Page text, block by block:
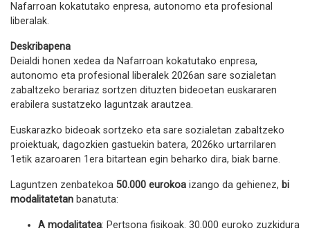
Nafarroan kokatutako enpresa, autonomo eta profesional
liberalak.
Deskribapena
Deialdi honen xedea da Nafarroan kokatutako enpresa,
autonomo eta profesional liberalek 2026an sare sozialetan
zabaltzeko berariaz sortzen dituzten bideoetan euskararen
erabilera sustatzeko laguntzak arautzea.
Euskarazko bideoak sortzeko eta sare sozialetan zabaltzeko
proiektuak, dagozkien gastuekin batera, 2026ko urtarrilaren
1etik azaroaren 1era bitartean egin beharko dira, biak barne.
Laguntzen zenbatekoa 50.000 eurokoa izango da gehienez, bi
modalitatetan banatuta:
A modalitatea: Pertsona fisikoak. 30.000 euroko zuzkidura